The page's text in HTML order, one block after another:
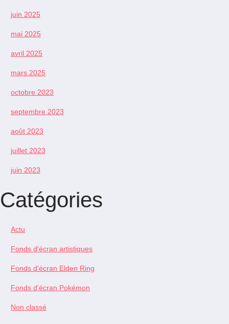
juin 2025
mai 2025
avril 2025
mars 2025
octobre 2023
septembre 2023
août 2023
juillet 2023
juin 2023
Catégories
Actu
Fonds d'écran artistiques
Fonds d'écran Elden Ring
Fonds d'écran Pokémon
Non classé